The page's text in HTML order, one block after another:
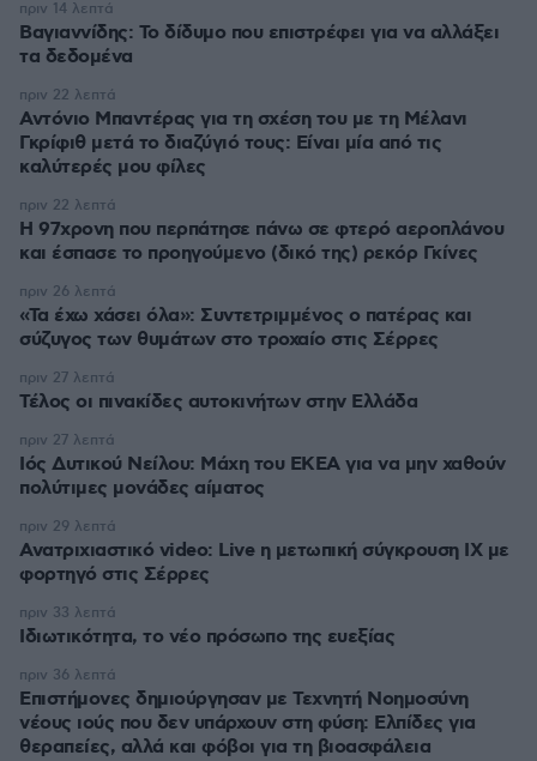
Βαγιαννίδης: Το δίδυμο που επιστρέφει για να αλλάξει
τα δεδομένα
πριν 14 λεπτά
Αντόνιο Μπαντέρας για τη σχέση του με τη Μέλανι
Γκρίφιθ μετά το διαζύγιό τους: Είναι μία από τις
καλύτερές μου φίλες
πριν 22 λεπτά
Η 97χρονη που περπάτησε πάνω σε φτερό αεροπλάνου
και έσπασε το προηγούμενο (δικό της) ρεκόρ Γκίνες
πριν 22 λεπτά
«Τα έχω χάσει όλα»: Συντετριμμένος ο πατέρας και
σύζυγος των θυμάτων στο τροχαίο στις Σέρρες
πριν 26 λεπτά
Τέλος οι πινακίδες αυτοκινήτων στην Ελλάδα
πριν 27 λεπτά
Ιός Δυτικού Νείλου: Μάχη του ΕΚΕΑ για να μην χαθούν
πολύτιμες μονάδες αίματος
πριν 27 λεπτά
Ανατριχιαστικό video: Live η μετωπική σύγκρουση ΙΧ με
φορτηγό στις Σέρρες
πριν 29 λεπτά
Ιδιωτικότητα, το νέο πρόσωπο της ευεξίας
πριν 33 λεπτά
Επιστήμονες δημιούργησαν με Τεχνητή Νοημοσύνη
νέους ιούς που δεν υπάρχουν στη φύση: Ελπίδες για
θεραπείες, αλλά και φόβοι για τη βιοασφάλεια
πριν 36 λεπτά